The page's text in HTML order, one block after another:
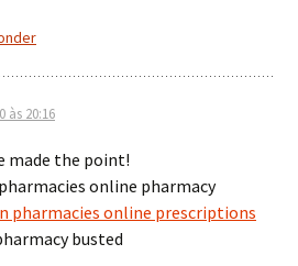
às 20:16
made the point!
online pharmacy
pharmacies online prescriptions
busted